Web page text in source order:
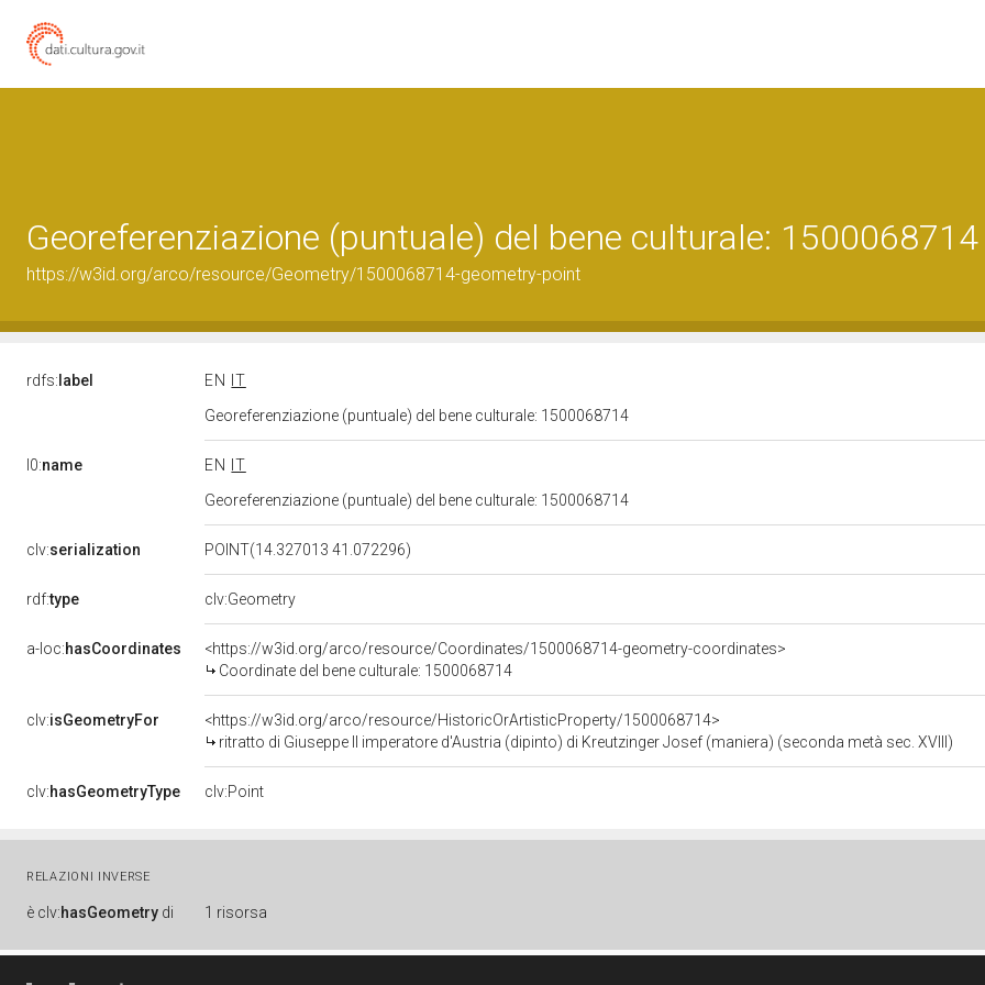
Georeferenziazione (puntuale) del bene culturale: 1500068714
https://w3id.org/arco/resource/Geometry/1500068714-geometry-point
rdfs: label EN
IT
Georeferenziazione (puntuale) del bene culturale: 1500068714
l0:name EN
IT
Georeferenziazione (puntuale) del bene culturale: 1500068714
clv:serialization POINT(14.327013 41.072296)
rdf:type clv:Geometry
a-loc:hasCoordinates
<https://w3id.org/arco/resource/Coordinates/1500068714-geometry-coordinates>
Coordinate del bene culturale: 1500068714
clv:isGeometryFor
<https://w3id.org/arco/resource/HistoricOrArtisticProperty/1500068714>
ritratto di Giuseppe II imperatore d'Austria (dipinto) di Kreutzinger Josef (maniera) (seconda metà sec. XVIII)
clv:hasGeometryType clv:Point
RELAZIONI INVERSE
è clv:hasGeometry di 1 risorsa